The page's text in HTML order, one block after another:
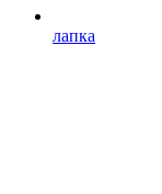
лапка